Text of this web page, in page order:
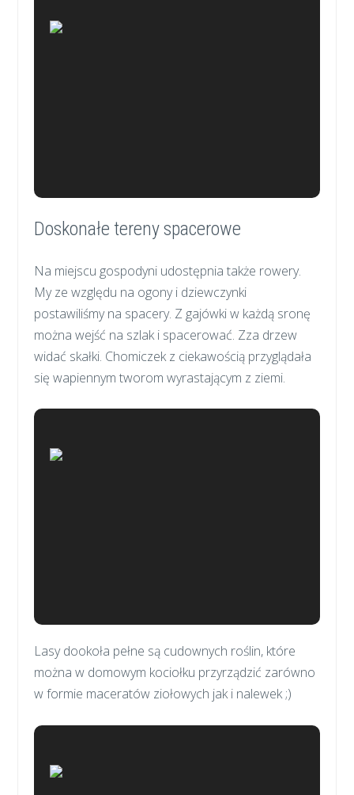
Doskonałe tereny spacerowe
Na miejscu gospodyni udostępnia także rowery.
My ze względu na ogony i dziewczynki
postawiliśmy na spacery. Z gajówki w każdą sronę
można wejść na szlak i spacerować. Zza drzew
widać skałki. Chomiczek z ciekawością przyglądała
się wapiennym tworom wyrastającym z ziemi.
Lasy dookoła pełne są cudownych roślin, które
można w domowym kociołku przyrządzić zarówno
w formie maceratów ziołowych jak i nalewek ;)